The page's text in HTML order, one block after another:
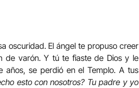
oscuridad. El ángel te propuso creer
de varón. Y tú te fiaste de Dios y le
años, se perdió en el Templo. A tus
esto con nosotros? Tu padre y yo